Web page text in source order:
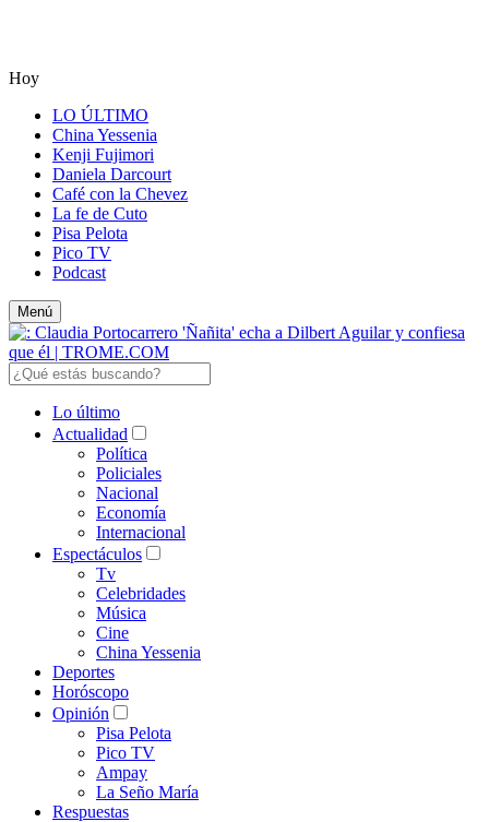
Hoy
LO ÚLTIMO
China Yessenia
Kenji Fujimori
Daniela Darcourt
Café con la Chevez
La fe de Cuto
Pisa Pelota
Pico TV
Podcast
Menú
Lo último
Actualidad
Política
Policiales
Nacional
Economía
Internacional
Espectáculos
Tv
Celebridades
Música
Cine
China Yessenia
Deportes
Horóscopo
Opinión
Pisa Pelota
Pico TV
Ampay
La Seño María
Respuestas